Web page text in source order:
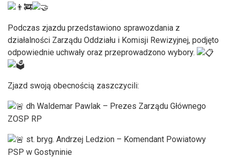
Podczas zjazdu przedstawiono sprawozdania z
działalności Zarządu Oddziału i Komisji Rewizyjnej, podjęto
odpowiednie uchwały oraz przeprowadzono wybory.
Zjazd swoją obecnością zaszczycili:
dh Waldemar Pawlak – Prezes Zarządu Głównego
ZOSP RP
st. bryg. Andrzej Ledzion – Komendant Powiatowy
PSP w Gostyninie